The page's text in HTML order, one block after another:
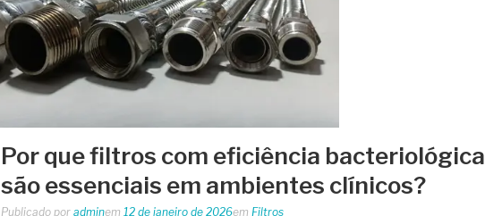
Por que filtros com eficiência bacteriológica
são essenciais em ambientes clínicos?
Publicado por adminem 12 de janeiro de 2026em Filtros